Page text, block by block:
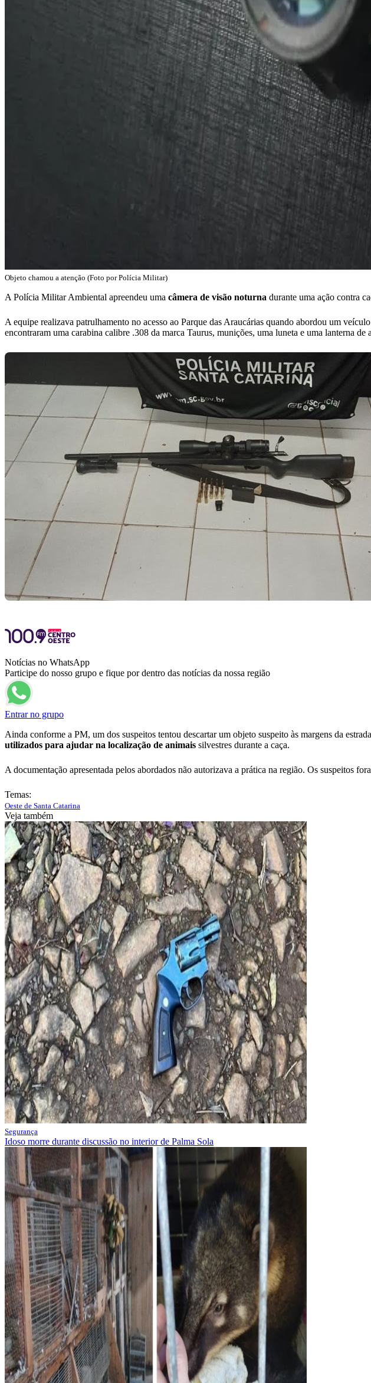
Objeto chamou a atenção (Foto por Polícia Militar)
A Polícia Militar Ambiental apreendeu uma câmera de visão noturna durante uma ação contra
A equipe realizava patrulhamento no acesso ao Parque das Araucárias quando abordou um
encontraram uma carabina calibre .308 da marca Taurus, munições, uma luneta e uma lanterna de
Notícias no WhatsApp
Participe do nosso grupo e fique por dentro das notícias da nossa região
Entrar no grupo
Ainda conforme a PM, um dos suspeitos tentou descartar um objeto suspeito às margens da
utilizados para ajudar na localização de animais silvestres durante a caça.
A documentação apresentada pelos abordados não autorizava a prática na região. Os suspeitos
Temas:
Oeste de Santa Catarina
Veja também
Segurança
Idoso morre durante discussão no interior de Palma Sola